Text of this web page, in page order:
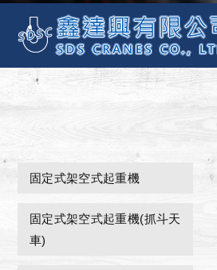
固定式架空式起重機
固定式架空式起重機(抓斗天
車)